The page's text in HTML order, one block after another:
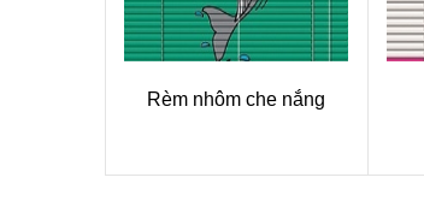
Rèm nhôm che nắng